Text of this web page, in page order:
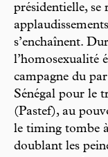
présidentielle, se
s’enchaînent.
l’homosexualité
campagne du
Sénégal pour le
(Pastef), au
le timing tombe
doublant les